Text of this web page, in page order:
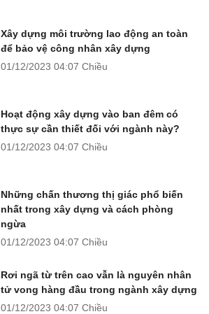
Xây dựng môi trường lao động an toàn
để bảo vệ công nhân xây dựng
01/12/2023 04:07 Chiều
Hoạt động xây dựng vào ban đêm có
thực sự cần thiết đối với ngành này?
01/12/2023 04:07 Chiều
Những chấn thương thị giác phổ biến
nhất trong xây dựng và cách phòng
ngừa
01/12/2023 04:07 Chiều
Rơi ngã từ trên cao vẫn là nguyên nhân
tử vong hàng đầu trong ngành xây dựng
01/12/2023 04:07 Chiều